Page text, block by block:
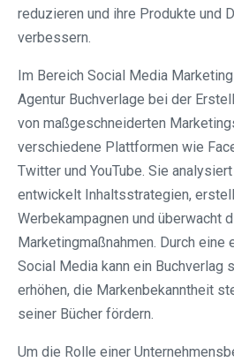
reduzieren und ihre Produkte und
verbessern.
Im Bereich Social Media
Agentur Buchverlage bei der
von maßgeschneiderten
verschiedene Plattformen wie
Twitter und YouTube. Sie
entwickelt Inhaltsstrategien,
Werbekampagnen und überwacht
Marketingmaßnahmen. Durch
Social Media kann ein Buchverlag
erhöhen, die Markenbekanntheit
seiner Bücher fördern.
Um die Rolle einer